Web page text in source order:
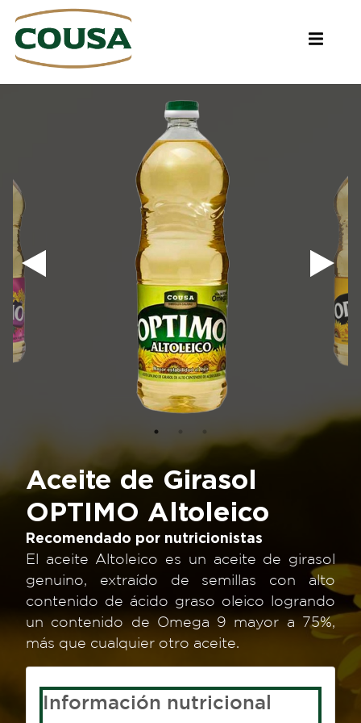
Aceite de Girasol
OPTIMO Altoleico
Recomendado por nutricionistas
El aceite Altoleico es un aceite de girasol
genuino, extraído de semillas con alto
contenido de ácido graso oleico logrando
un contenido de Omega 9 mayor a 75%,
más que cualquier otro aceite.
Información nutricional
Acompañando tus mejores platos desde
siempre.
Información nutricional
Alto contenido de Omega 9 y también
aporta Omega 3 y Omega 6.
Tamaño de la porción 13 mL (12g) (1